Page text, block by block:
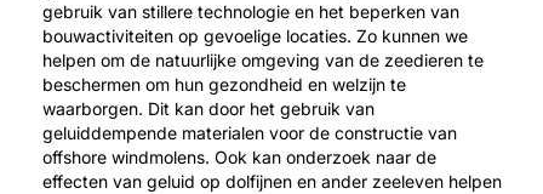
gebruik van stillere technologie en het beperken van
bouwactiviteiten op gevoelige locaties. Zo kunnen we
helpen om de natuurlijke omgeving van de zeedieren te
beschermen om hun gezondheid en welzijn te
waarborgen. Dit kan door het gebruik van
geluiddempende materialen voor de constructie van
offshore windmolens. Ook kan onderzoek naar de
effecten van geluid op dolfijnen en ander zeeleven helpen